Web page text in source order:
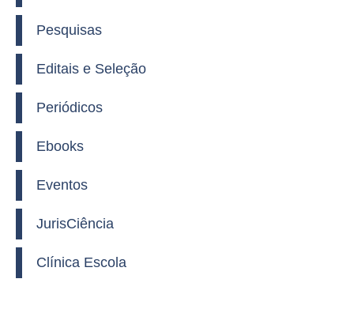
Pesquisas
Editais e Seleção
Periódicos
Ebooks
Eventos
JurisCiência
Clínica Escola